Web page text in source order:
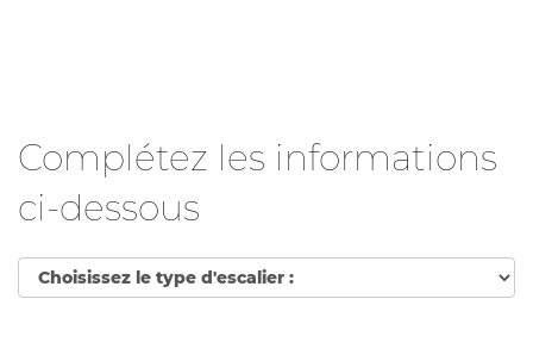
Complétez les informations
ci-dessous